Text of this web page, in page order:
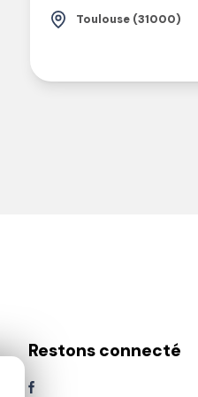
Toulouse (31000)
Restons connecté